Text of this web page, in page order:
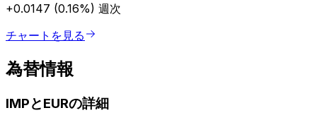
+0.0147 (0.16%) 週次
チャートを見る
為替情報
IMPとEURの詳細